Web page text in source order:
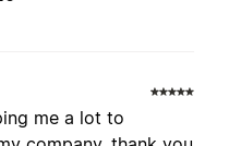
me a lot to